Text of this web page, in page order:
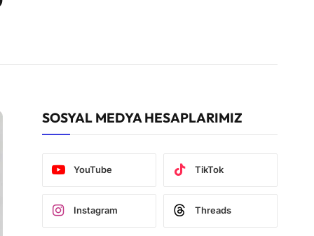
SOSYAL MEDYA HESAPLARIMIZ
YouTube TikTok
Instagram Threads